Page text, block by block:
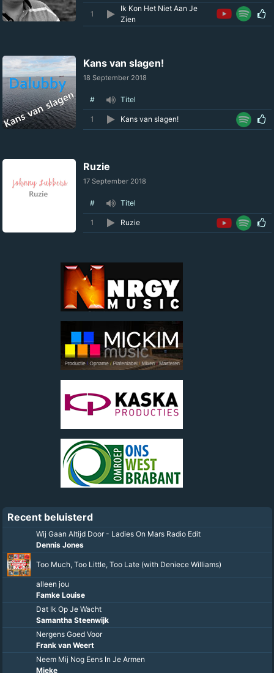
1
Ik Kon Het Niet Aan Je
Zien
Kans van slagen!
18 September 2018
# Titel
1 Kans van slagen!
Ruzie
17 September 2018
# Titel
1 Ruzie
Recent beluisterd
Wij Gaan Altijd Door - Ladies On Mars Radio Edit
Dennis Jones
Too Much, Too Little, Too Late (with Deniece Williams)
alleen jou
Famke Louise
Dat Ik Op Je Wacht
Samantha Steenwijk
Nergens Goed Voor
Frank van Weert
Neem Mij Nog Eens In Je Armen
Mieke